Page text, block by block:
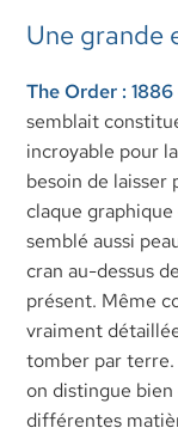
Une grande
The Order : 1886
semblait
incroyable pour
besoin de laisser
claque graphique
semblé aussi
cran au-dessus
présent. Même
vraiment
tomber par terre.
on distingue
différentes